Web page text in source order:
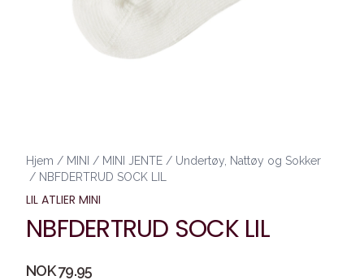
Hjem / MINI / MINI JENTE / Undertøy, Nattøy og Sokker
/ NBFDERTRUD SOCK LIL
LIL ATLIER MINI
NBFDERTRUD SOCK LIL
Produktdetaljer
NOK 79.95